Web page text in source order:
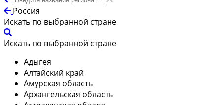
Россия
Искать по выбранной стране
Искать по выбранной стране
Адыгея
Алтайский край
Амурская область
Архангельская область